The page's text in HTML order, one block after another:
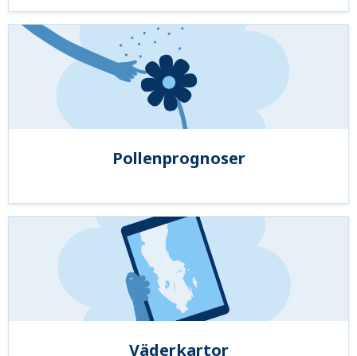
Pollenprognoser
Väderkartor